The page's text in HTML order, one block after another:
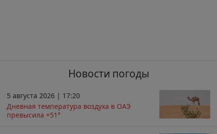
Новости погоды
5 августа 2026 | 17:20
Дневная температура воздуха в ОАЭ
превысила +51°